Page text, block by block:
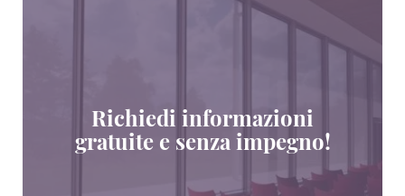
Richiedi informazioni
gratuite e senza impegno!